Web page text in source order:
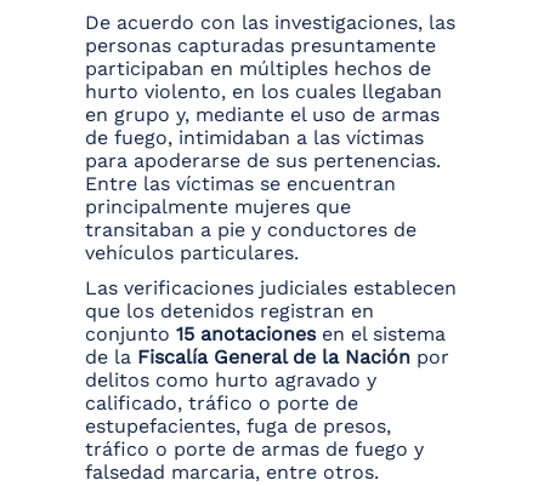
De acuerdo con las investigaciones, las
personas capturadas presuntamente
participaban en múltiples hechos de
hurto violento, en los cuales llegaban
en grupo y, mediante el uso de armas
de fuego, intimidaban a las víctimas
para apoderarse de sus pertenencias.
Entre las víctimas se encuentran
principalmente mujeres que
transitaban a pie y conductores de
vehículos particulares.
Las verificaciones judiciales establecen
que los detenidos registran en
conjunto 15 anotacionesen el sistema
de la Fiscalía General de la Nación por
delitos como hurto agravado y
calificado, tráfico o porte de
estupefacientes, fuga de presos,
tráfico o porte de armas de fuego y
falsedad marcaria, entre otros.